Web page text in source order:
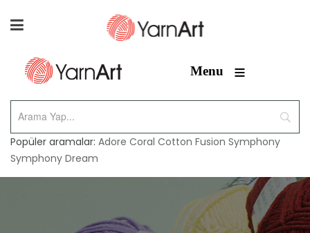
Menu ≡
Popüler aramalar: Adore Coral Cotton Fusion Symphony
Symphony Dream